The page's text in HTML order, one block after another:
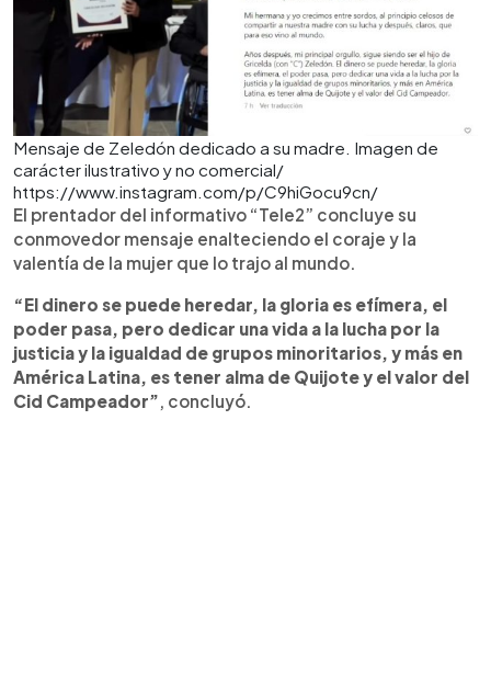
Mensaje de Zeledón dedicado a su madre. Imagen de
carácter ilustrativo y no comercial/
https://www.instagram.com/p/C9hiGocu9cn/
El prentador del informativo “Tele2” concluye su
conmovedor mensaje enalteciendo el coraje y la
valentía de la mujer que lo trajo al mundo.
“El dinero se puede heredar, la gloria es efímera, el
poder pasa, pero dedicar una vida a la lucha por la
justicia y la igualdad de grupos minoritarios, y más en
América Latina, es tener alma de Quijote y el valor del
Cid Campeador” , concluyó.